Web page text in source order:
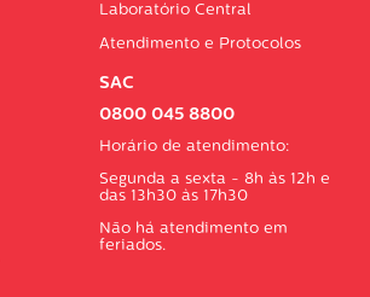
Laboratório Central
Atendimento e Protocolos
SAC
0800 045 8800
Horário de atendimento:
Segunda a sexta - 8h às 12h e
das 13h30 às 17h30
Não há atendimento em
feriados.